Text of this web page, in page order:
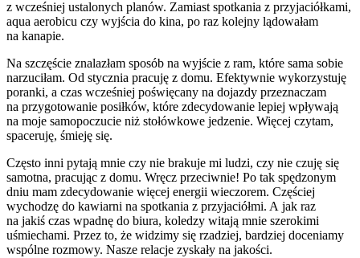
z wcześniej ustalonych planów. Zamiast spotkania z przyjaciółkami,
aqua aerobicu czy wyjścia do kina, po raz kolejny lądowałam
na kanapie.
Na szczęście znalazłam sposób na wyjście z ram, które sama sobie
narzuciłam. Od stycznia pracuję z domu. Efektywnie wykorzystuję
poranki, a czas wcześniej poświęcany na dojazdy przeznaczam
na przygotowanie posiłków, które zdecydowanie lepiej wpływają
na moje samopoczucie niż stołówkowe jedzenie. Więcej czytam,
spaceruję, śmieję się.
Często inni pytają mnie czy nie brakuje mi ludzi, czy nie czuję się
samotna, pracując z domu. Wręcz przeciwnie! Po tak spędzonym
dniu mam zdecydowanie więcej energii wieczorem. Częściej
wychodzę do kawiarni na spotkania z przyjaciółmi. A jak raz
na jakiś czas wpadnę do biura, koledzy witają mnie szerokimi
uśmiechami. Przez to, że widzimy się rzadziej, bardziej doceniamy
wspólne rozmowy. Nasze relacje zyskały na jakości.